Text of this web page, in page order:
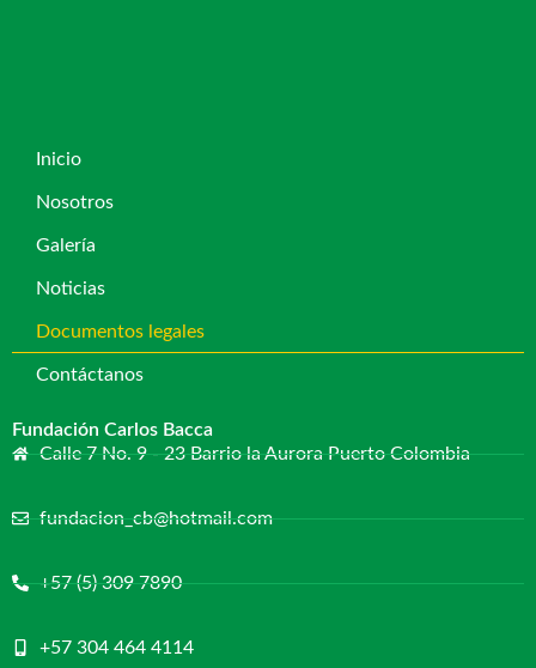
Inicio
Nosotros
Galería
Noticias
Documentos legales
Contáctanos
Fundación Carlos Bacca
Calle 7 No. 9 - 23 Barrio la Aurora Puerto Colombia
fundacion_cb@hotmail.com
+57 (5) 309 7890
+57 304 464 4114